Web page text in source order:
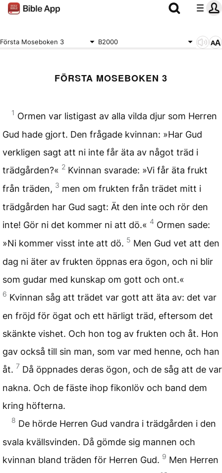
Första Moseboken 3 B2000
FÖRSTA MOSEBOKEN 3
1 Ormen var listigast av alla vilda djur som Herren
Gud hade gjort. Den frågade kvinnan: »Har Gud
verkligen sagt att ni inte får äta av något träd i
trädgården?« 2 Kvinnan svarade: »Vi får äta frukt
från träden, 3 men om frukten från trädet mitt i
trädgården har Gud sagt: Ät den inte och rör den
inte! Gör ni det kommer ni att dö.« 4 Ormen sade:
»Ni kommer visst inte att dö. 5 Men Gud vet att den
dag ni äter av frukten öppnas era ögon, och ni blir
som gudar med kunskap om gott och ont.«
6 Kvinnan såg att trädet var gott att äta av: det var
en fröjd för ögat och ett härligt träd, eftersom det
skänkte vishet. Och hon tog av frukten och åt. Hon
gav också till sin man, som var med henne, och han
åt. 7 Då öppnades deras ögon, och de såg att de var
nakna. Och de fäste ihop fikonlöv och band dem
kring höfterna.
8 De hörde Herren Gud vandra i trädgården i den
svala kvällsvinden. Då gömde sig mannen och
kvinnan bland träden för Herren Gud. 9 Men Herren